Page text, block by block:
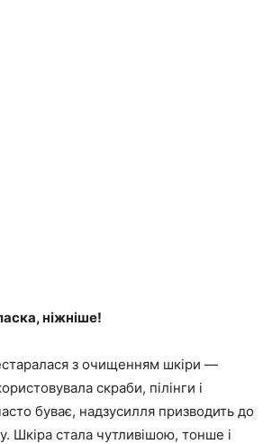
ніжніше!
з очищенням шкіри —
скраби, пілінги і
буває, надзусилля призводить до
Шкіра стала чутливішою, тонше і